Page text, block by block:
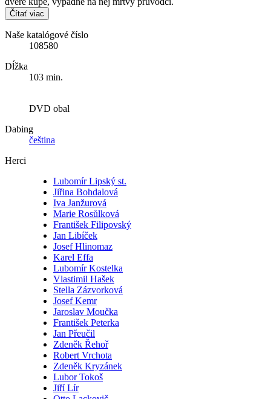
Čítať viac
Naše katalógové číslo
108580
Dĺžka
103 min.
DVD obal
Dabing
čeština
Herci
Lubomír Lipský st.
Jiřina Bohdalová
Iva Janžurová
Marie Rosůlková
František Filipovský
Jan Libíček
Josef Hlinomaz
Karel Effa
Lubomír Kostelka
Vlastimil Hašek
Stella Zázvorková
Josef Kemr
Jaroslav Moučka
František Peterka
Jan Přeučil
Zdeněk Řehoř
Robert Vrchota
Zdeněk Kryzánek
Lubor Tokoš
Jiří Lír